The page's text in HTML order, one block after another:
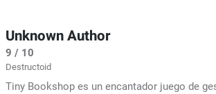
Unknown Author
9 / 10
Destructoid
Tiny Bookshop es un encantador juego de